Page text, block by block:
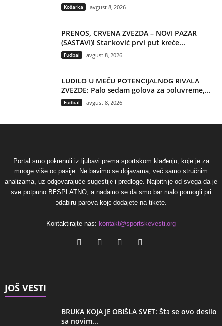
Košarka avgust 8, 2026
PRENOS, CRVENA ZVEZDA – NOVI PAZAR
(SASTAVI)! Stanković prvi put kreće...
Fudbal avgust 8, 2026
LUDILO U MEČU POTENCIJALNOG RIVALA
ZVEZDE: Palo sedam golova za poluvreme,...
Fudbal avgust 8, 2026
Portal smo pokrenuli iz ljubavi prema sportskom klađenju, koje je za
mnoge više od pasije. Ne bavimo se dojavama, već samo stručnim
analizama, uz odgovarajuće sugestije i predloge. Najbitnije od svega da je
sve potpuno BESPLATNO, a nadamo se da smo bar malo pomogli pri
odabiru parova koje dodajete na tikete.
Kontaktirajte nas: kontakt@sportskevesti.org
JOŠ VESTI
BRUKA KOJA JE OBIŠLA SVET: Šta se ovo desilo
sa novim...